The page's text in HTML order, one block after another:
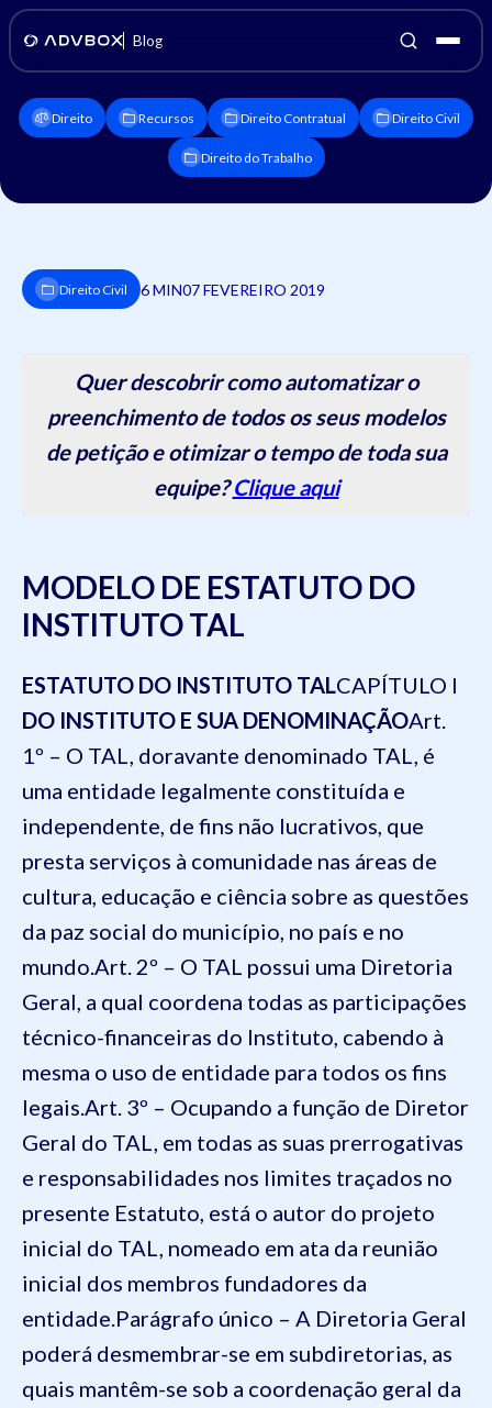
Blog
Direito Recursos Direito Contratual Direito Civil
Direito do Trabalho
Direito Civil 6 MIN07 FEVEREIRO 2019
Quer descobrir como automatizar o
preenchimento de todos os seus modelos
de petição e otimizar o tempo de toda sua
equipe?Clique aqui
MODELO DE ESTATUTO DO
INSTITUTO TAL
ESTATUTO DO INSTITUTO TALCAPÍTULO I
DO INSTITUTO E SUA DENOMINAÇÃOArt.
1º – O TAL, doravante denominado TAL, é
uma entidade legalmente constituída e
independente, de fins não lucrativos, que
presta serviços à comunidade nas áreas de
cultura, educação e ciência sobre as questões
da paz social do município, no país e no
mundo.Art. 2º – O TAL possui uma Diretoria
Geral, a qual coordena todas as participações
técnico-financeiras do Instituto, cabendo à
mesma o uso de entidade para todos os fins
legais.Art. 3º – Ocupando a função de Diretor
Geral do TAL, em todas as suas prerrogativas
e responsabilidades nos limites traçados no
presente Estatuto, está o autor do projeto
inicial do TAL, nomeado em ata da reunião
inicial dos membros fundadores da
entidade.Parágrafo único – A Diretoria Geral
poderá desmembrar-se em subdiretorias, as
quais mantêm-se sob a coordenação geral da